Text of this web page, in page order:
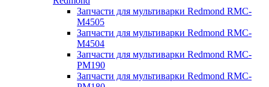
Запчасти для мультиварки Redmond RMC-
M4505
Запчасти для мультиварки Redmond RMC-
M4504
Запчасти для мультиварки Redmond RMC-
PM190
Запчасти для мультиварки Redmond RMC-